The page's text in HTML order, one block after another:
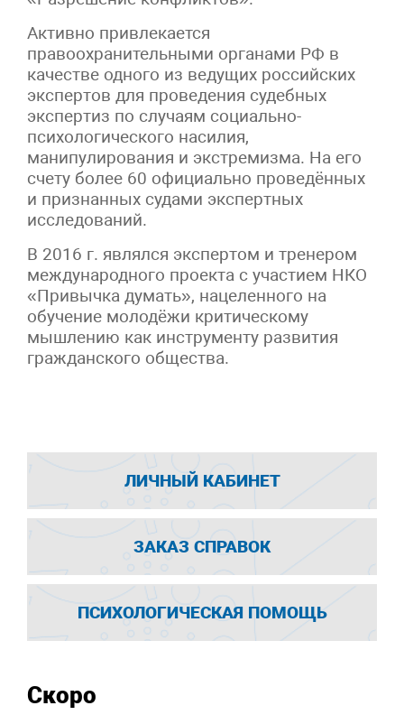
Активно привлекается
правоохранительными органами РФ в
качестве одного из ведущих российских
экспертов для проведения судебных
экспертиз по случаям социально-
психологического насилия,
манипулирования и экстремизма. На его
счету более 60 официально проведённых
и признанных судами экспертных
исследований.
В 2016 г. являлся экспертом и тренером
международного проекта с участием НКО
«Привычка думать», нацеленного на
обучение молодёжи критическому
мышлению как инструменту развития
гражданского общества.
ЛИЧНЫЙ КАБИНЕТ
ЗАКАЗ СПРАВОК
ПСИХОЛОГИЧЕСКАЯ ПОМОЩЬ
Скоро